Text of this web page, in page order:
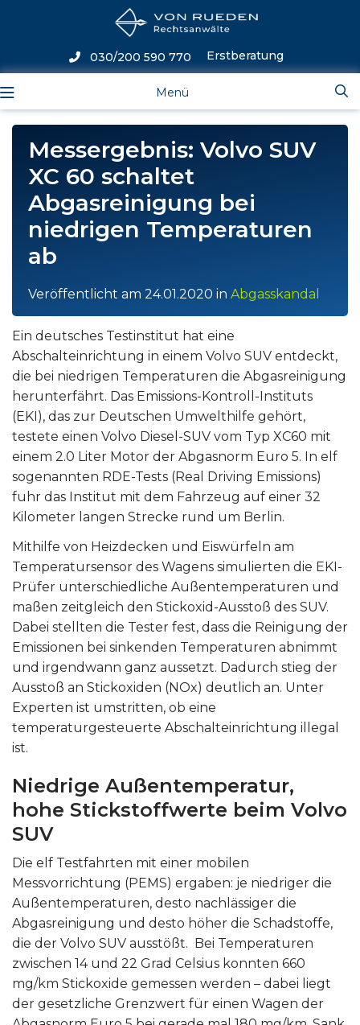
Menü
030/200 590 770 Erstberatung
Messergebnis: Volvo SUV
XC 60 schaltet
Abgasreinigung bei
niedrigen Temperaturen
ab
Veröffentlicht am 24.01.2020 in Abgasskandal
Ein deutsches Testinstitut hat eine
Abschalteinrichtung in einem Volvo SUV entdeckt,
die bei niedrigen Temperaturen die Abgasreinigung
herunterfährt. Das Emissions-Kontroll-Instituts
(EKI), das zur Deutschen Umwelthilfe gehört,
testete einen Volvo Diesel-SUV vom Typ XC60 mit
einem 2.0 Liter Motor der Abgasnorm Euro 5. In elf
sogenannten RDE-Tests (Real Driving Emissions)
fuhr das Institut mit dem Fahrzeug auf einer 32
Kilometer langen Strecke rund um Berlin.
Mithilfe von Heizdecken und Eiswürfeln am
Temperatursensor des Wagens simulierten die EKI-
Prüfer unterschiedliche Außentemperaturen und
maßen zeitgleich den Stickoxid-Ausstoß des SUV.
Dabei stellten die Tester fest, dass die Reinigung der
Emissionen bei sinkenden Temperaturen abnimmt
und irgendwann ganz aussetzt. Dadurch stieg der
Ausstoß an Stickoxiden (NOx) deutlich an. Unter
Experten ist umstritten, ob eine
temperaturgesteuerte Abschalteinrichtung illegal
ist.
Niedrige Außentemperatur,
hohe Stickstoffwerte beim Volvo
SUV
Die elf Testfahrten mit einer mobilen
Messvorrichtung (PEMS) ergaben: je niedriger die
Außentemperaturen, desto nachlässiger die
Abgasreinigung und desto höher die Schadstoffe,
die der Volvo SUV ausstößt. Bei Temperaturen
zwischen 14 und 22 Grad Celsius konnten 660
mg/km Stickoxide gemessen werden – dabei liegt
der gesetzliche Grenzwert für einen Wagen der